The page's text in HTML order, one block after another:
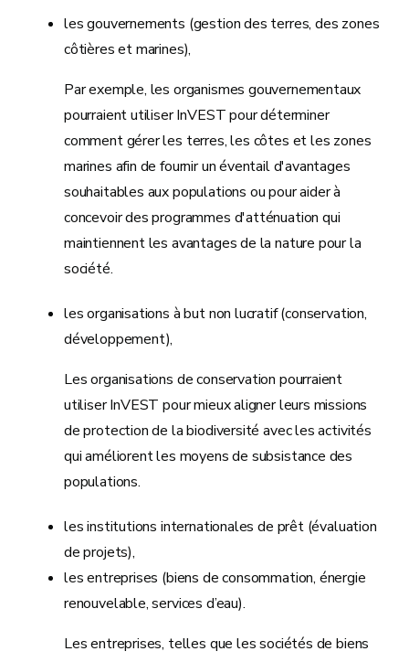
les gouvernements (gestion des terres, des zones
côtières et marines),
Par exemple, les organismes gouvernementaux
pourraient utiliser InVEST pour déterminer
comment gérer les terres, les côtes et les zones
marines afin de fournir un éventail d'avantages
souhaitables aux populations ou pour aider à
concevoir des programmes d'atténuation qui
maintiennent les avantages de la nature pour la
société.
les organisations à but non lucratif (conservation,
développement),
Les organisations de conservation pourraient
utiliser InVEST pour mieux aligner leurs missions
de protection de la biodiversité avec les activités
qui améliorent les moyens de subsistance des
populations.
les institutions internationales de prêt (évaluation
de projets),
les entreprises (biens de consommation, énergie
renouvelable, services d’eau).
Les entreprises, telles que les sociétés de biens